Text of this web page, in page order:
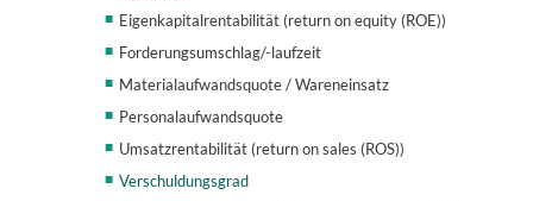
Eigenkapitalrentabilität (return on equity (ROE))
Forderungsumschlag/-laufzeit
Materialaufwandsquote / Wareneinsatz
Personalaufwandsquote
Umsatzrentabilität (return on sales (ROS))
Verschuldungsgrad